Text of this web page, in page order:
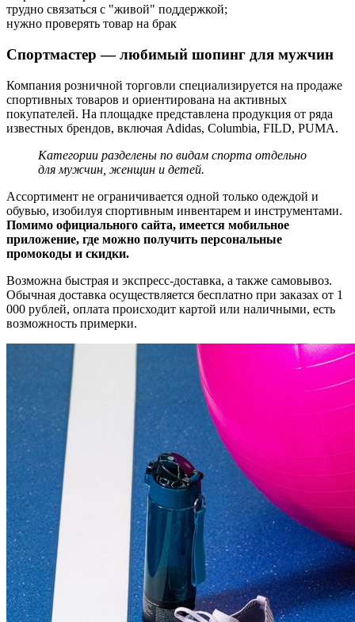
трудно связаться с "живой" поддержкой;
нужно проверять товар на брак
Спортмастер — любимый шопинг для мужчин
Компания розничной торговли специализируется на продаже
спортивных товаров и ориентирована на активных
покупателей. На площадке представлена продукция от ряда
известных брендов, включая Adidas, Columbia, FILD, PUMA.
Категории разделены по видам спорта отдельно
для мужчин, женщин и детей.
Ассортимент не ограничивается одной только одеждой и
обувью, изобилуя спортивным инвентарем и инструментами.
Помимо официального сайта, имеется мобильное
приложение, где можно получить персональные
промокоды и скидки.
Возможна быстрая и экспресс-доставка, а также самовывоз.
Обычная доставка осуществляется бесплатно при заказах от 1
000 рублей, оплата происходит картой или наличными, есть
возможность примерки.